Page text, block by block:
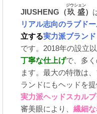
JIUSHENG（玖盛
ジウシェン
）
リアル志向のラブド
立する実力派ブランド
です。2018年の設立以
丁寧な仕上げで、多
ます。最大の特徴は
ランドにもヘッドを
実力派ヘッドスカル
審美眼により、 繊細